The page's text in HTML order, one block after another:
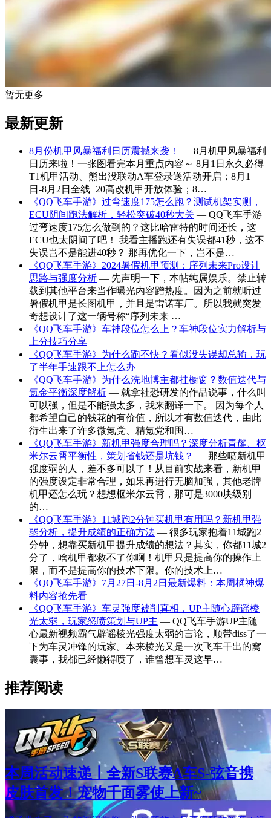
暂无更多
最新更新
8月份机甲风暴福利日历震撼来袭！
— 8月机甲风暴福利
日历来啦！一张图看完本月重点内容～ 8月1日永久必得
T1机甲活动、熊出没联动A车登录送活动开启；8月1
日-8月2日全线+20高改机甲开放体验；8…
《QQ飞车手游》过弯速度175怎么跑？测试机架实测，
ECU阴间跑法解析，轻松突破40秒大关 — QQ飞车手游
过弯速度175怎么做到的？这比哈雷特的时间还长，这
ECU也太阴间了吧！ 我看主播跑还有失误都41秒，这不
失误岂不是能进40秒？ 那再优化一下，岂不是…
《QQ飞车手游》2024暑假机甲预测：序列未来Pro设计
思路与强度分析 — 先声明一下，本帖纯属娱乐。禁止转
载到其他平台来当作曝光内容蹭热度。因为之前就听过
暑假机甲是长图机甲，并且是雷诺车厂。所以我就突发
奇想设计了这一辆号称“序列未来 …
《QQ飞车手游》车神段位怎么上？车神段位实力解析与
上分技巧分享
《QQ飞车手游》为什么跑不快？看似没失误却总输，玩
了半年手速跟不上怎么办
《QQ飞车手游》为什么洗地博主都挂橱窗？数值迭代与
氪金平衡深度解析 — 就拿社恐研发的作品说事，什么叫
可以强，但是不能强太多，我来翻译一下。 因为每个人
都希望自己的钱花的有价值，所以才有数值迭代，由此
衍生出来了许多微氪党、精氪党和囤…
《QQ飞车手游》新机甲强度合理吗？深度分析青耀、枢
米尔云霄平衡性，策划省钱还是坑钱？ — 那些喷新机甲
强度弱的人，差不多可以了！从目前实战来看，新机甲
的强度设定非常合理，如果再进行无脑加强，其他老牌
机甲还怎么玩？想想枢米尔云霄，那可是3000块级别
的…
《QQ飞车手游》11城跑2分钟买机甲有用吗？新机甲强
弱分析，提升成绩的正确方法 — 很多玩家抱着11城跑2
分钟，想靠买新机甲提升成绩的想法？其实，你都11城2
分了，啥机甲都救不了你啊！机甲只是提高你的操作上
限，而不是提高你的技术下限。你的技术上…
《QQ飞车手游》7月27日-8月2日最新爆料：本周橘神爆
料内容抢先看
《QQ飞车手游》车灵强度被削真相，UP主随心辟谣棱
光太弱，玩家怒喷策划与UP主 — QQ飞车手游UP主随
心最新视频霸气辟谣棱光强度太弱的言论，顺带diss了一
下为车灵冲锋的玩家。本来棱光又是一次飞车干出的窝
囊事，我都已经懒得喷了，谁曾想车灵这早…
推荐阅读
本周活动速递丨全新S联赛A车S-弦音携
皮肤首发！宠物千面雾使上新~